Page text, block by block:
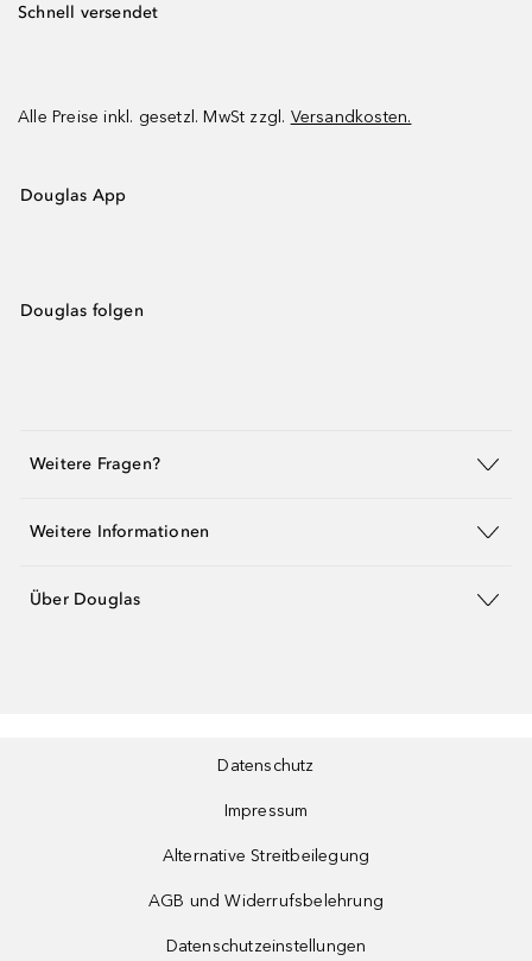
Schnell versendet
Alle Preise inkl. gesetzl. MwSt zzgl. Versandkosten.
Douglas App
Douglas folgen
Weitere Fragen?
Weitere Informationen
Über Douglas
Datenschutz
Impressum
Alternative Streitbeilegung
AGB und Widerrufsbelehrung
Datenschutzeinstellungen